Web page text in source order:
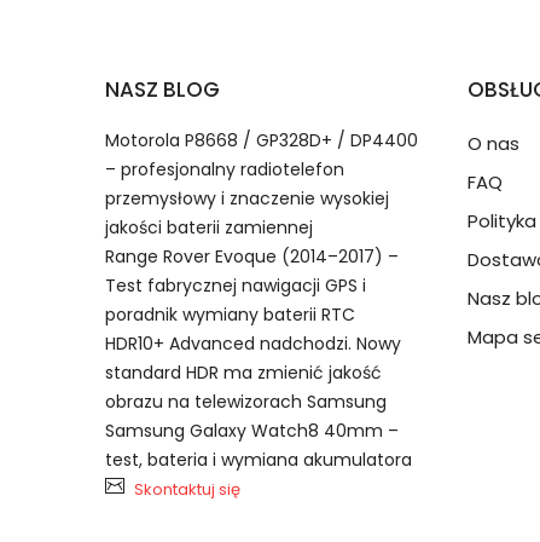
Dzięki ochronie kupujących
przedmiot do Ciebie nie
Numer produktu ładowarki
Model urządzenia
Numer produktu baterii
Xiaomi BP4U bateria, BP4U
NASZ BLOG
Motorola P8668 / GP328D+ / DP4400
– profesjonalny radiotelefon
przemysłowy i znaczenie wysokiej
jakości baterii zamiennej
Range Rover Evoque (2014–2017) –
Test fabrycznej nawigacji GPS i
poradnik wymiany baterii RTC
HDR10+ Advanced nadchodzi. Nowy
standard HDR ma zmienić jakość
obrazu na telewizorach Samsung
Samsung Galaxy Watch8 40mm –
test, bateria i wymiana akumulatora
Skontaktuj się
O nas
FAQ
Nasz
Mapa